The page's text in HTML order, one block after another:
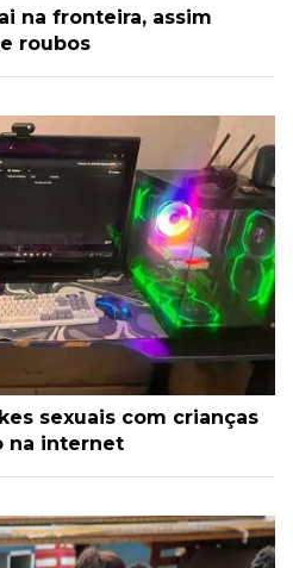
na fronteira, assim
roubos
sexuais com crianças
na internet